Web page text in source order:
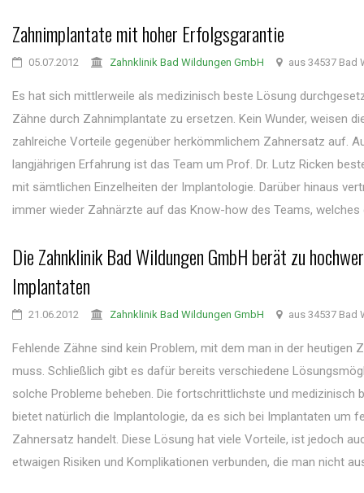
Zahnimplantate mit hoher Erfolgsgarantie
05.07.2012 Zahnklinik Bad Wildungen GmbH aus 34537 Bad
Es hat sich mittlerweile als medizinisch beste Lösung
Zähne durch Zahnimplantate zu ersetzen. Kein Wunder, weisen
zahlreiche Vorteile gegenüber herkömmlichem Zahnersatz auf.
langjährigen Erfahrung ist das Team um Prof. Dr. Lutz Ricken
mit sämtlichen Einzelheiten der Implantologie. Darüber hinaus
immer wieder Zahnärzte auf das Know-how des Teams, welches
Die Zahnklinik Bad Wildungen GmbH berät zu
Implantaten
21.06.2012 Zahnklinik Bad Wildungen GmbH aus 34537 Bad
Fehlende Zähne sind kein Problem, mit dem man in der heutigen
muss. Schließlich gibt es dafür bereits verschiedene
solche Probleme beheben. Die fortschrittlichste und medizinisch
bietet natürlich die Implantologie, da es sich bei Implantaten um
Zahnersatz handelt. Diese Lösung hat viele Vorteile, ist jedoch
etwaigen Risiken und Komplikationen verbunden, die man nicht